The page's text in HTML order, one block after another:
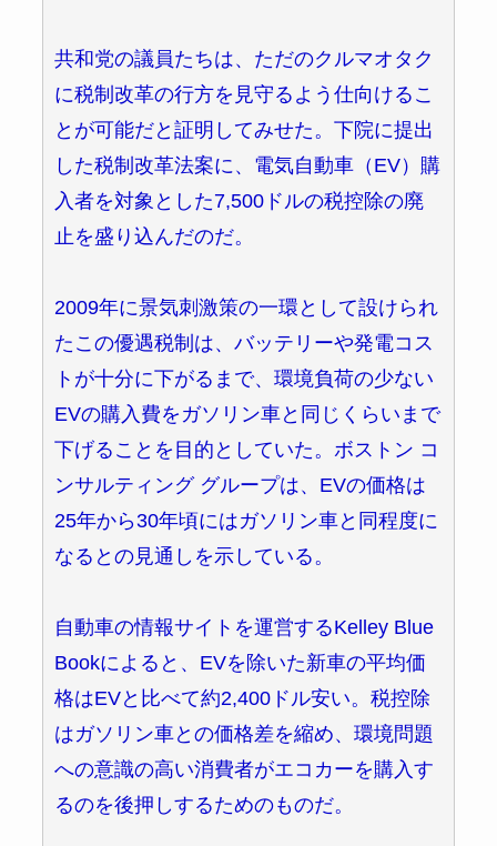
共和党の議員たちは、ただのクルマオタク
に税制改革の行方を見守るよう仕向けるこ
とが可能だと証明してみせた。下院に提出
した税制改革法案に、電気自動車（EV）購
入者を対象とした7,500ドルの税控除の廃
止を盛り込んだのだ。
2009年に景気刺激策の一環として設けられ
たこの優遇税制は、バッテリーや発電コス
トが十分に下がるまで、環境負荷の少ない
EVの購入費をガソリン車と同じくらいまで
下げることを目的としていた。ボストン コ
ンサルティング グループは、EVの価格は
25年から30年頃にはガソリン車と同程度に
なるとの見通しを示している。
自動車の情報サイトを運営するKelley Blue
Bookによると、EVを除いた新車の平均価
格はEVと比べて約2,400ドル安い。税控除
はガソリン車との価格差を縮め、環境問題
への意識の高い消費者がエコカーを購入す
るのを後押しするためのものだ。